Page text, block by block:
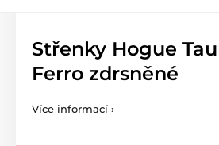
Střenky Hogue
Ferro zdrsněné
Více informací ›